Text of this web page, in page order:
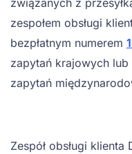
zespołem obsługi
bezpłatnym numerem
zapytań krajowych lub
zapytań
Zespół obsługi